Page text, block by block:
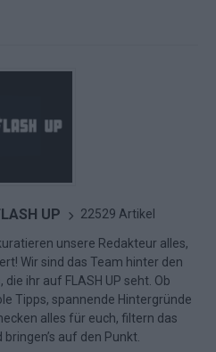
UP 22529 Artikel
unsere Redakteur alles,
Wir sind das Team hinter den
die ihr auf FLASH UP seht. Ob
Tipps, spannende Hintergründe
alles für euch, filtern das
auf den Punkt.